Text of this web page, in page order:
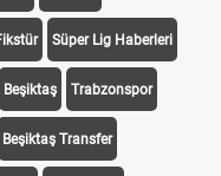
Süper Lig Haberleri
Beşiktaş Trabzonspor
Beşiktaş Transfer